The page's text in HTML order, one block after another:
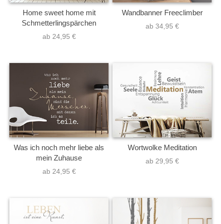
Home sweet home mit
Schmetterlingspärchen
ab 24,95 €
Wandbanner Freeclimber
ab 34,95 €
Was ich noch mehr liebe als
mein Zuhause
ab 24,95 €
Wortwolke Meditation
ab 29,95 €